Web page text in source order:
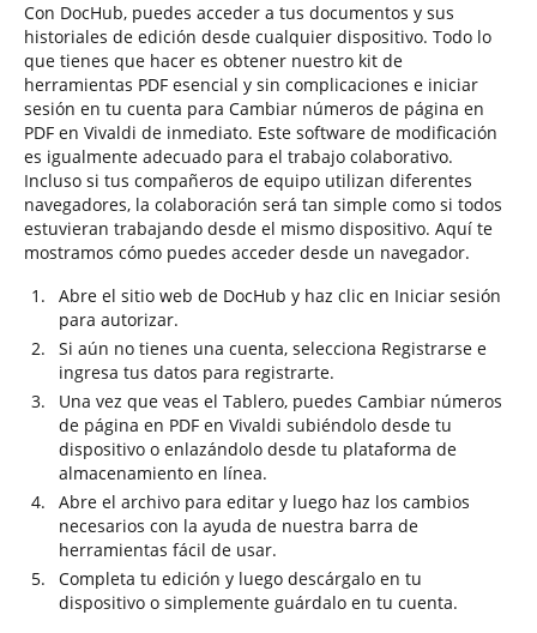
Con DocHub, puedes acceder a tus documentos y sus
historiales de edición desde cualquier dispositivo. Todo lo
que tienes que hacer es obtener nuestro kit de
herramientas PDF esencial y sin complicaciones e iniciar
sesión en tu cuenta para Cambiar números de página en
PDF en Vivaldi de inmediato. Este software de modificación
es igualmente adecuado para el trabajo colaborativo.
Incluso si tus compañeros de equipo utilizan diferentes
navegadores, la colaboración será tan simple como si todos
estuvieran trabajando desde el mismo dispositivo. Aquí te
mostramos cómo puedes acceder desde un navegador.
Abre el sitio web de DocHub y haz clic en Iniciar sesión
para autorizar.
Si aún no tienes una cuenta, selecciona Registrarse e
ingresa tus datos para registrarte.
Una vez que veas el Tablero, puedes Cambiar números
de página en PDF en Vivaldi subiéndolo desde tu
dispositivo o enlazándolo desde tu plataforma de
almacenamiento en línea.
Abre el archivo para editar y luego haz los cambios
necesarios con la ayuda de nuestra barra de
herramientas fácil de usar.
Completa tu edición y luego descárgalo en tu
dispositivo o simplemente guárdalo en tu cuenta.